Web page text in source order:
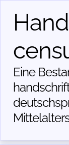
Eine